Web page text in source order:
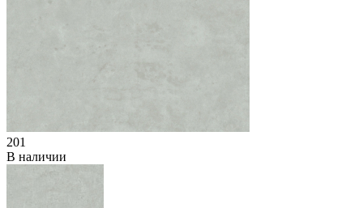
201
В наличии